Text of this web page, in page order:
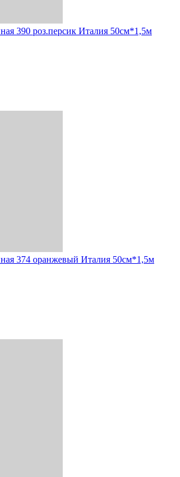
390 роз.персик Италия 50см*1,5м
374 оранжевый Италия 50см*1,5м